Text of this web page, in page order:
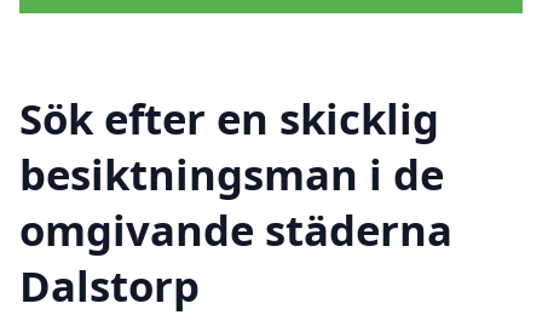
Sök efter en skicklig
besiktningsman i de
omgivande städerna
Dalstorp